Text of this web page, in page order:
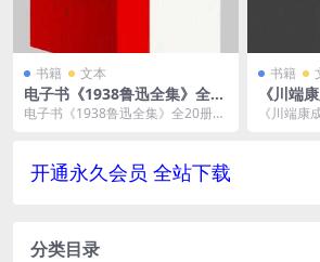
书籍 文本
电子书《1938鲁迅全集》全20
册民国权威版[EPUB.MOBI.P
电子书《1938鲁迅全集》全20册民
书籍
《川端
书套装
《川端康
开通永久会员 全站下载
分类目录